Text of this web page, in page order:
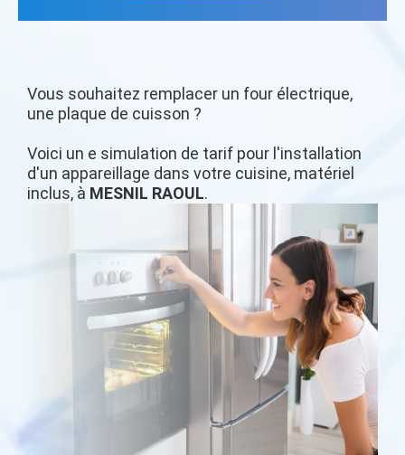
Vous souhaitez remplacer un four électrique,
une plaque de cuisson ?
Voici un e simulation de tarif pour l'installation
d'un appareillage dans votre cuisine, matériel
inclus, à MESNIL RAOUL.